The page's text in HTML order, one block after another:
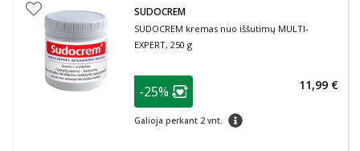
SUDOCREM
SUDOCREM kremas nuo iššutimų MULTI-
EXPERT, 250 g
patarimas
Lojalumo klubo narių nuolaida
-25%
Galioja perkant 2 vnt. patarimas
11,99 €